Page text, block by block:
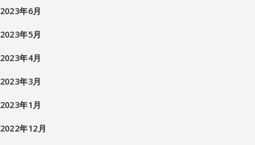
2023年6月
2023年5月
2023年4月
2023年3月
2023年1月
2022年12月